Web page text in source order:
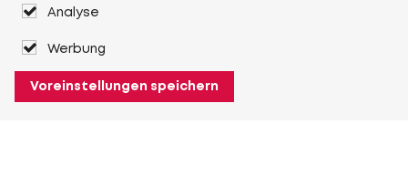
Analyse
Werbung
Voreinstellungen speichern